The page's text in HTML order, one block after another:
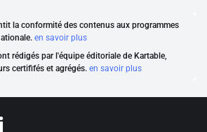
la conformité des contenus aux programmes
en savoir plus
rédigés par l'équipe éditoriale de Kartable,
certififés et agrégés. en savoir plus